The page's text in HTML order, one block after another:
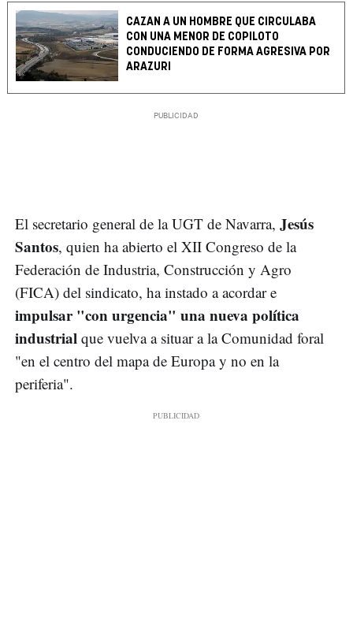
CAZAN A UN HOMBRE QUE CIRCULABA
CON UNA MENOR DE COPILOTO
CONDUCIENDO DE FORMA AGRESIVA POR
ARAZURI
El secretario general de la UGT de Navarra, Jesús
Santos, quien ha abierto el XII Congreso de la
Federación de Industria, Construcción y Agro
(FICA) del sindicato, ha instado a acordar e
impulsar "con urgencia" una nueva política
industrial que vuelva a situar a la Comunidad foral
"en el centro del mapa de Europa y no en la
periferia".